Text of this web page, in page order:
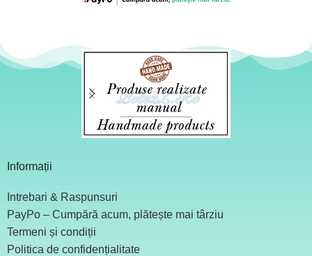
Informații
Intrebari & Raspunsuri
PayPo – Cumpără acum, plătește mai târziu
Termeni și condiții
Politica de confidențialitate